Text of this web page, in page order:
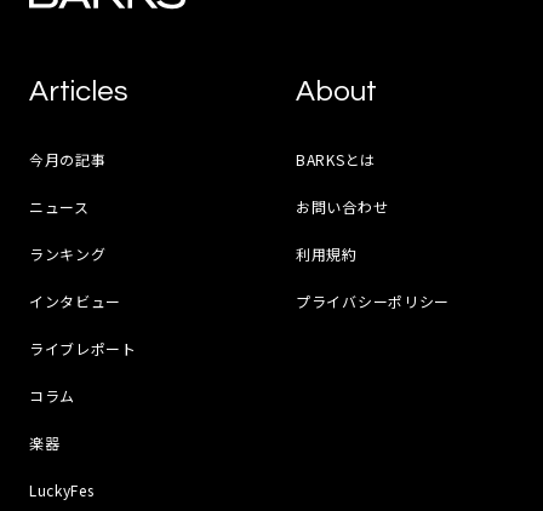
Articles
今月の記事
ニュース
ランキング
インタビュー
ライブレポート
コラム
楽器
LuckyFes
About
BARKSとは
お問い合わせ
利用規約
プライバシーポリシー